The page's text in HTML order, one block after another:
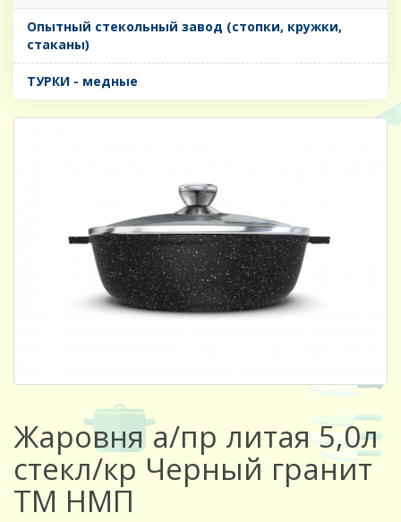
Опытный стекольный завод (стопки, кружки,
стаканы)
ТУРКИ - медные
Жаровня а/пр литая 5,0л
стекл/кр Черный гранит
ТМ НМП